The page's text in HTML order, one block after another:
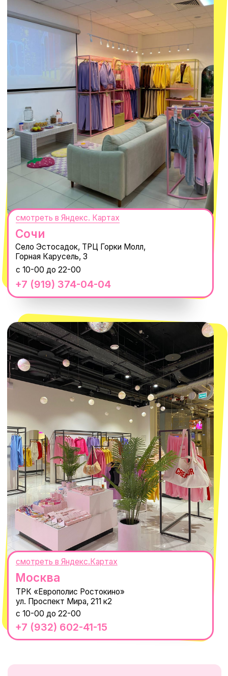
+7 (932) 602-41-15
ТРК «Европолис Ростокино»
с 10-00 до 22-00
Москва
смотреть в Яндекс.Картах
ИП Проворный Алексей Алексеевич
ИНН 667114098580
ОГРНИП 320665800076581
Telegram
WhatsApp
8 800 550-06-92
macrocosm_store@mail.ru
КОНТАКТЫ
Оплата долями
Size guide
Обмен и возврат
Доставка и оплата
ПОКУПАТЕЛЯМ
Реквизиты
Наши путешествия
Наши проекты
Новости
Каталог
О КОМПАНИИ
© 2021-2025 Macrocosm ®
Нажимая "Подписаться", вы соглашаетесь с
персональных данных
ПОДПИСАТЬСЯ
СЕКРЕТНЫЕ ПРОМОКОДЫ, ПРИГЛАШЕНИЯ
НА МЕРОПРИЯТИЯ И АНОНСЫ НОВИНОК
РАНЬШЕ ВСЕХ
@MACROCOSM_STORE
MACROCOSM
Оферта
Пользовательское соглашение
Политика обработки персональных
данных